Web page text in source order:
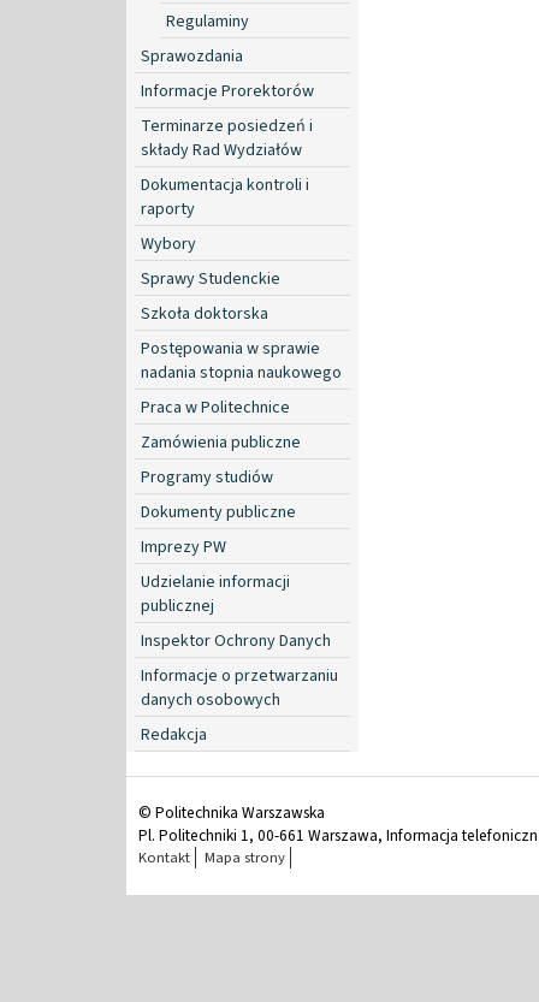
Regulaminy
Sprawozdania
Informacje Prorektorów
Terminarze posiedzeń i
składy Rad Wydziałów
Dokumentacja kontroli i
raporty
Wybory
Sprawy Studenckie
Szkoła doktorska
Postępowania w sprawie
nadania stopnia naukowego
Praca w Politechnice
Zamówienia publiczne
Programy studiów
Dokumenty publiczne
Imprezy PW
Udzielanie informacji
publicznej
Inspektor Ochrony Danych
Informacje o przetwarzaniu
danych osobowych
Redakcja
© Politechnika Warszawska
Pl. Politechniki 1, 00-661 Warszawa, Informacja
Kontakt Mapa strony